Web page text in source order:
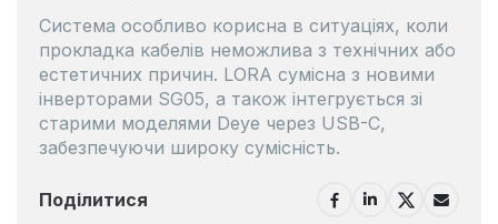
Система особливо корисна в ситуаціях, коли
прокладка кабелів неможлива з технічних або
естетичних причин. LORA сумісна з новими
інверторами SG05, а також інтегрується зі
старими моделями Deye через USB-C,
забезпечуючи широку сумісність.
Поділитися